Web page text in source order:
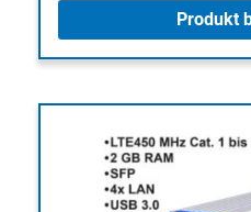
Produkt